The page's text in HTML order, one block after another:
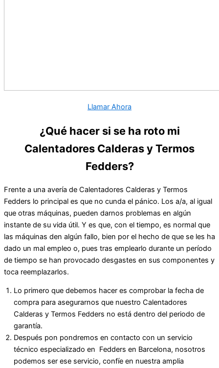
Llamar Ahora
¿Qué hacer si se ha roto mi
Calentadores Calderas y Termos
Fedders?
Frente a una avería de Calentadores Calderas y Termos
Fedders lo principal es que no cunda el pánico. Los a/a, al igual
que otras máquinas, pueden darnos problemas en algún
instante de su vida útil. Y es que, con el tiempo, es normal que
las máquinas den algún fallo, bien por el hecho de que se les ha
dado un mal empleo o, pues tras emplearlo durante un período
de tiempo se han provocado desgastes en sus componentes y
toca reemplazarlos.
Lo primero que debemos hacer es comprobar la fecha de
compra para asegurarnos que nuestro Calentadores
Calderas y Termos Fedders no está dentro del periodo de
garantía.
Después pon pondremos en contacto con un servicio
técnico especializado en Fedders en Barcelona, nosotros
podemos ser ese servicio, confíe en nuestra amplia